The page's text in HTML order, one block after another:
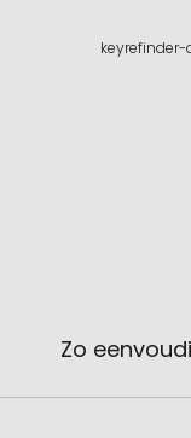
keyrefinder-
Zo